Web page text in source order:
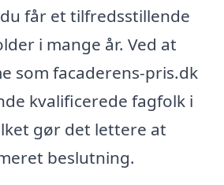
får et tilfredsstillende
i mange år. Ved at
som facaderens-pris.dk
kvalificerede fagfolk i
gør det lettere at
beslutning.